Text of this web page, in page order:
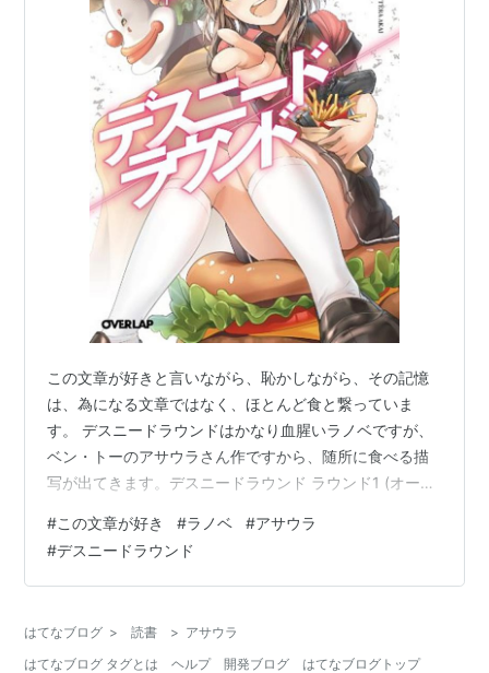
この文章が好きと言いながら、恥かしながら、その記憶
は、為になる文章ではなく、ほとんど食と繋っていま
す。 デスニードラウンドはかなり血腥いラノベですが、
ベン・トーのアサウラさん作ですから、随所に食べる描
写が出てきます。デスニードラウンド ラウンド1 (オーバ
ア: Kindle版中でも一番美味しそうだと思うのは、1巻目
にあたるラウンド1の140頁、鶏肉のBBQのお店の描写
で、「何でこんなにご飯が進むのかと言えば、あの汁
く鶏皮から出た鶏の脂。細かに刻まれた野菜はクタクタ
になり、この汁をた…
#この文章が好き #ラノベ #アサウラ
#デスニードラウンド
はてなブログ > 読書 > アサウラ
はてなブログ タグとは
ヘルプ 開発ブログ はてなブログトップ